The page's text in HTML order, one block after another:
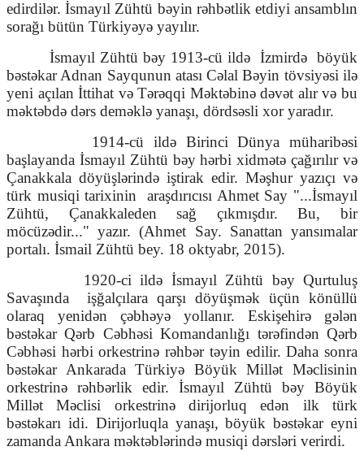
edirdilər. İsmayıl Zühtü bəyin rəhbətlik etdiyi ansamblın
sorağı bütün Türkiyəyə yayılır.
İsmayıl Zühtü bəy 1913-cü ildə İzmirdə böyük
bəstəkar Adnan Sayqunun atası Cəlal Bəyin tövsiyəsi ilə
yeni açılan İttihat və Tərəqqi Məktəbinə dəvət alır və bu
məktəbdə dərs deməklə yanaşı, dördsəsli xor yaradır.
1914-cü ildə Birinci Dünya müharibəsi
başlayanda İsmayıl Zühtü bəy hərbi xidmətə çağırılır və
Çanakkala döyüşlərində iştirak edir. Məşhur yazıçı və
türk musiqi tarixinin
araşdırıcısı Ahmet Say "...İsmayıl
Zühtü, Çanakkaleden sağ çıkmışdır. Bu, bir
möcüzədir..." yazır. (Ahmet Say. Sanattan yansımalar
portalı. İsmail Zühtü bey. 18 oktyabr, 2015).
1920-ci ildə İsmayıl Zühtü bəy Qurtuluş
Savaşında
işğalçılara qarşı döyüşmək üçün könüllü
olaraq yenidən çəbhəyə yollanır. Eskişehirə gələn
bəstəkar Qərb Cəbhəsi Komandanlığı tərəfindən Qərb
Cəbhəsi hərbi orkestrinə rəhbər təyin edilir. Daha sonra
bəstəkar Ankarada Türkiyə Böyük Millət Məclisinin
orkestrinə rəhbərlik edir. İsmayıl Zühtü bəy Böyük
Millət Məclisi orkestrinə dirijorluq edən ilk türk
bəstəkarı idi. Dirijorluqla yanaşı, böyük bəstəkar eyni
zamanda Ankara məktəblərində musiqi dərsləri verirdi.